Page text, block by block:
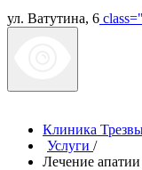
ул. Ватутина, 6
Клиника
Услуги /
Лечение апатии